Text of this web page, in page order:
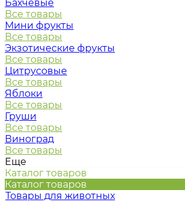
Бахчевые
Все товары
Мини фрукты
Все товары
Экзотические фрукты
Все товары
Цитрусовые
Все товары
Яблоки
Все товары
Груши
Все товары
Виноград
Все товары
Еще
Каталог товаров
Каталог товаров
Товары для животных